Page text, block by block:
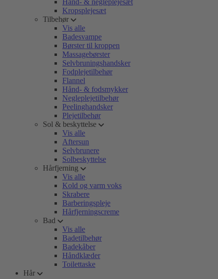
Hånd- & negleplejesæt
Kropsplejesæt
Tilbehør
Vis alle
Badesvampe
Børster til kroppen
Massagebørster
Selvbruningshandsker
Fodplejetilbehør
Flannel
Hånd- & fodsmykker
Negleplejetilbehør
Peelinghandsker
Plejetilbehør
Sol & beskyttelse
Vis alle
Aftersun
Selvbrunere
Solbeskyttelse
Hårfjerning
Vis alle
Kold og varm voks
Skrabere
Barberingspleje
Hårfjerningscreme
Bad
Vis alle
Badetilbehør
Badekåber
Håndklæder
Toilettaske
Hår